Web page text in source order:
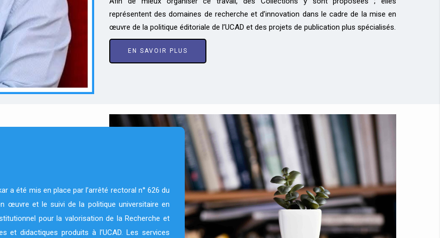
représentent des domaines de recherche et d’innovation dans le cadre de la mise en
œuvre de la politique éditoriale de l’UCAD et des projets de publication plus spécialisés.
EN SAVOIR PLUS
a été mis en place par l’arrêté rectoral n° 626 du
œuvre et le suivi de la politique universitaire en
pour la valorisation de la Recherche et
et didactiques produits à l’UCAD. Les services